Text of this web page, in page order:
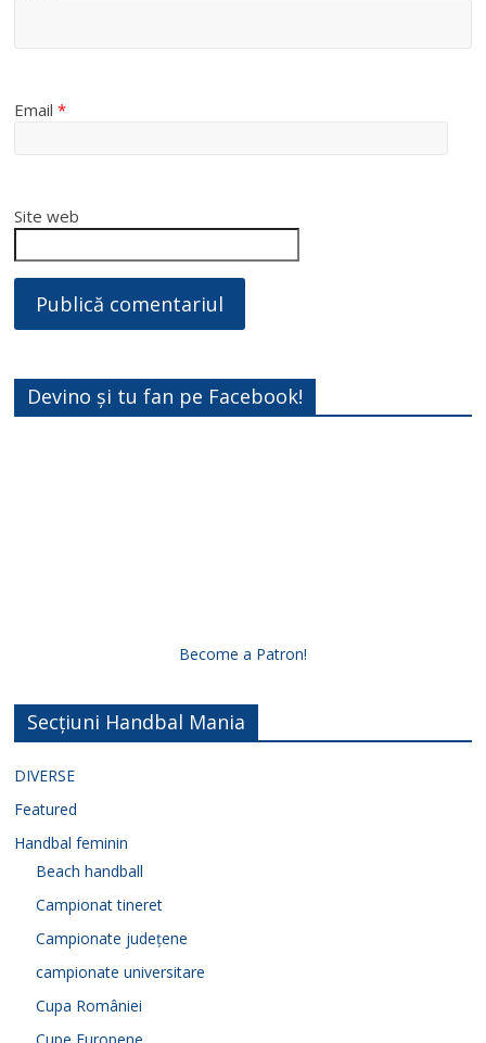
Email*
Site web
Devino și tu fan pe Facebook!
Become a Patron!
Secțiuni Handbal Mania
DIVERSE
Featured
Handbal feminin
Beach handball
Campionat tineret
Campionate județene
campionate universitare
Cupa României